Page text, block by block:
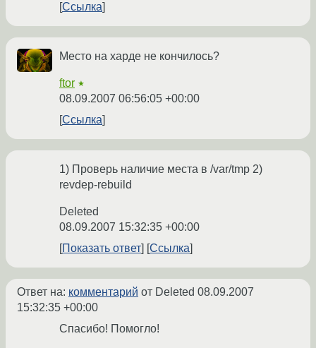
Ссылка
Место на харде не кончилось?
ftor ★
08.09.2007 06:56:05 +00:00
Ссылка
1) Проверь наличие места в /var/tmp 2)
revdep-rebuild
Deleted
08.09.2007 15:32:35 +00:00
Показать ответ
Ссылка
Ответ на: комментарий от Deleted 08.09.2007
15:32:35 +00:00
Спасибо! Помогло!